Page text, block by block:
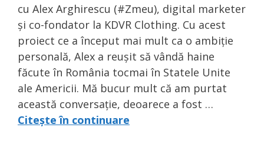
cu Alex Arghirescu (#Zmeu), digital marketer
și co-fondator la KDVR Clothing. Cu acest
proiect ce a început mai mult ca o ambiție
personală, Alex a reușit să vândă haine
făcute în România tocmai în Statele Unite
ale Americii. Mă bucur mult că am purtat
această conversație, deoarece a fost …
Citește în continuare